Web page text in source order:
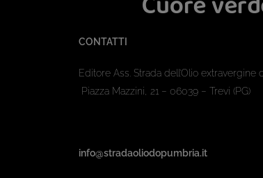
CONTATTI
Editore Ass. Strada dell’Olio
Piazza Mazzini, 21 – 06039 – Trevi (PG)
info@stradaoliodopumbria.it